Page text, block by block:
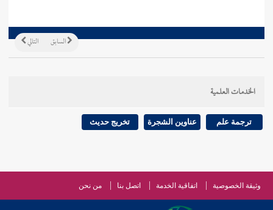
التالي السابق
الخدمات العلمية
ترجمة علم عناوين الشجرة تخريج حديث
وثيقة الخصوصية اتفاقية الخدمة اتصل بنا من نحن